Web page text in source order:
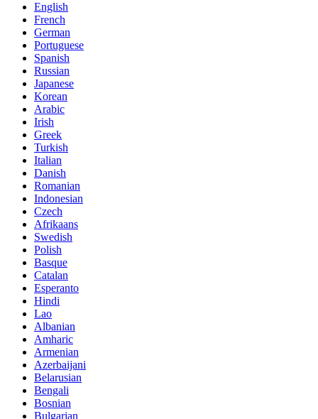
English
French
German
Portuguese
Spanish
Russian
Japanese
Korean
Arabic
Irish
Greek
Turkish
Italian
Danish
Romanian
Indonesian
Czech
Afrikaans
Swedish
Polish
Basque
Catalan
Esperanto
Hindi
Lao
Albanian
Amharic
Armenian
Azerbaijani
Belarusian
Bengali
Bosnian
Bulgarian